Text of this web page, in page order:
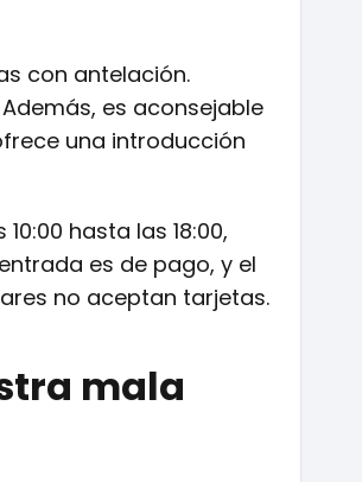
con antelación.
es aconsejable
una introducción
hasta las 18:00,
es de pago, y el
no aceptan tarjetas.
mala